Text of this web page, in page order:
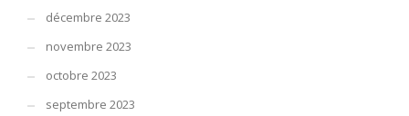
décembre 2023
novembre 2023
octobre 2023
septembre 2023